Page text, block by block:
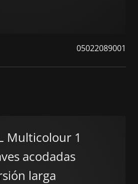
05022089001
Multicolour 1
acodadas
larga